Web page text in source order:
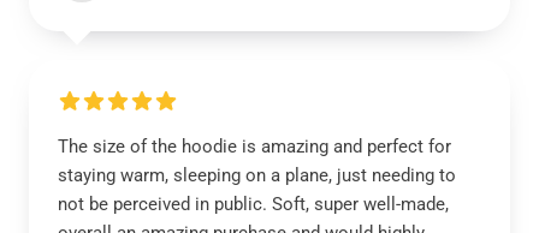
The size of the hoodie is amazing and perfect for
staying warm, sleeping on a plane, just needing to
not be perceived in public. Soft, super well-made,